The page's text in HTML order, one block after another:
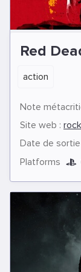
Red
action
Note
Site web :
Date de sortie
Platforms